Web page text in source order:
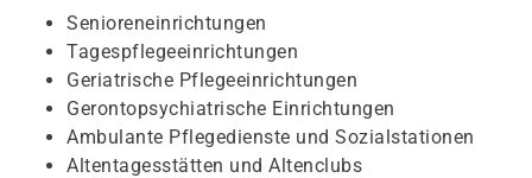
Senioreneinrichtungen
Tagespflegeeinrichtungen
Geriatrische Pflegeeinrichtungen
Gerontopsychiatrische Einrichtungen
Ambulante Pflegedienste und Sozialstationen
Altentagesstätten und Altenclubs